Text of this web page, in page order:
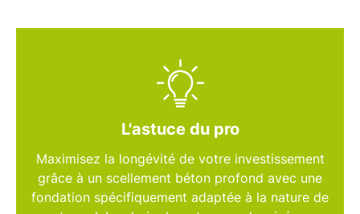
L'astuce du pro
Maximisez la longévité de votre investissement
grâce à un scellement béton profond avec une
fondation spécifiquement adaptée à la nature de